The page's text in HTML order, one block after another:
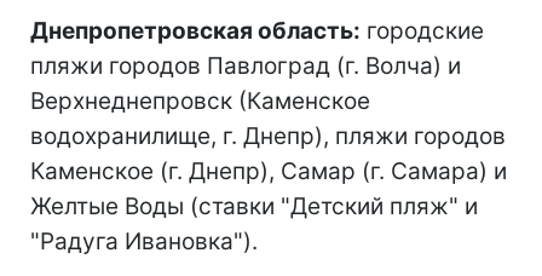
Днепропетровская область: городские
пляжи городов Павлоград (г. Волча) и
Верхнеднепровск (Каменское
водохранилище, г. Днепр), пляжи городов
Каменское (г. Днепр), Самар (г. Самара) и
Желтые Воды (ставки "Детский пляж" и
"Радуга Ивановка").